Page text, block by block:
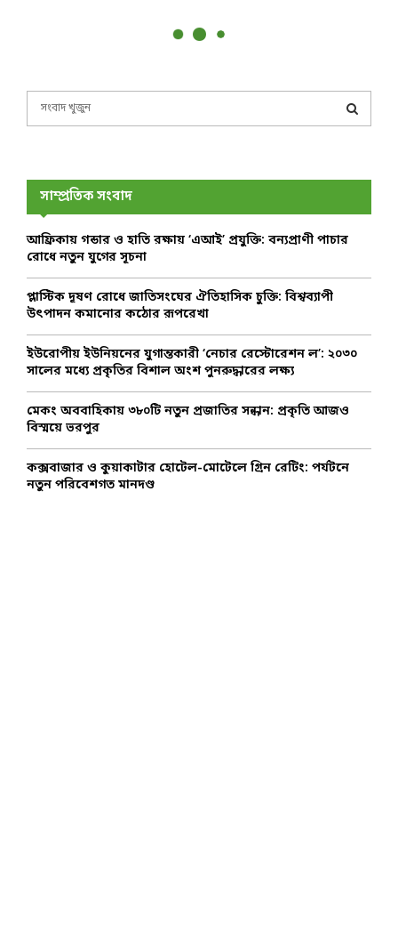
f
r
E
A
সাম্প্রতিক সংবাদ
আফ্রিকায় গন্ডার ও হাতি রক্ষায় ‘এআই’ প্রযুক্তি: বন্যপ্রাণী পাচার
রোধে নতুন যুগের সূচনা
প্লাস্টিক দূষণ রোধে জাতিসংঘের ঐতিহাসিক চুক্তি: বিশ্বব্যাপী
উৎপাদন কমানোর কঠোর রূপরেখা
ইউরোপীয় ইউনিয়নের যুগান্তকারী ‘নেচার রেস্টোরেশন ল’: ২০৩০
সালের মধ্যে প্রকৃতির বিশাল অংশ পুনরুদ্ধারের লক্ষ্য
মেকং অববাহিকায় ৩৮০টি নতুন প্রজাতির সন্ধান: প্রকৃতি আজও
বিস্ময়ে ভরপুর
কক্সবাজার ও কুয়াকাটার হোটেল-মোটেলে গ্রিন রেটিং: পর্যটনে
নতুন পরিবেশগত মানদণ্ড